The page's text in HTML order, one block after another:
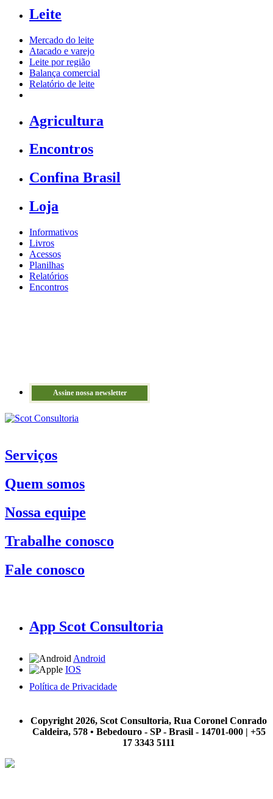
Leite
Mercado do leite
Atacado e varejo
Leite por região
Balança comercial
Relatório de leite
Agricultura
Encontros
Confina Brasil
Loja
Informativos
Livros
Acessos
Planilhas
Relatórios
Encontros
Assine nossa newsletter
Serviços
Quem somos
Nossa equipe
Trabalhe conosco
Fale conosco
App Scot Consultoria
Android
IOS
Política de Privacidade
Copyright 2026, Scot Consultoria, Rua Coronel Conrado
Caldeira, 578 • Bebedouro - SP - Brasil - 14701-000 | +55
17 3343 5111